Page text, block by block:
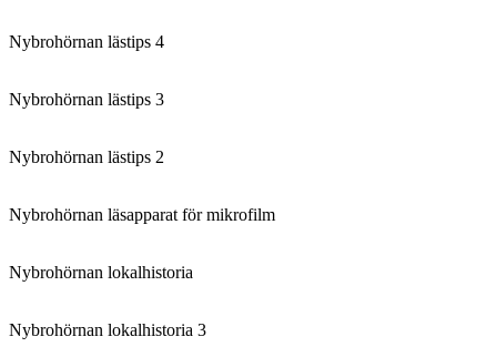
Nybrohörnan lästips 4
Nybrohörnan lästips 3
Nybrohörnan lästips 2
Nybrohörnan läsapparat för mikrofilm
Nybrohörnan lokalhistoria
Nybrohörnan lokalhistoria 3